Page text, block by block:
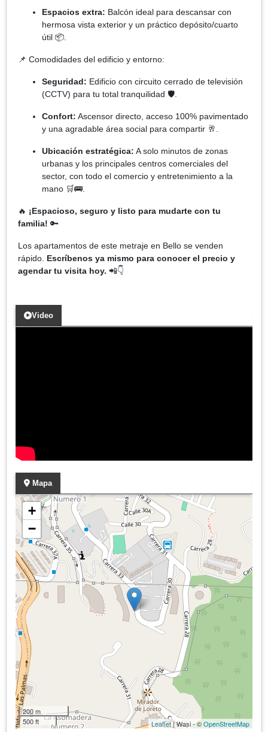
Espacios extra: Balcón ideal para descansar con
hermosa vista exterior y un práctico depósito/cuarto
útil 📦.
📌 Comodidades del edificio y entorno:
Seguridad: Edificio con circuito cerrado de televisión
(CCTV) para tu total tranquilidad 🛡️.
Confort: Ascensor directo, acceso 100% pavimentado
y una agradable área social para compartir 🥂.
Ubicación estratégica: A solo minutos de zonas
urbanas y los principales centros comerciales del
sector, con todo el comercio y entretenimiento a la
mano 🛒🚌.
🔥 ¡Espacioso, seguro y listo para mudarte con tu
familia! 🔑
Los apartamentos de este metraje en Bello se venden
rápido. Escríbenos ya mismo para conocer el precio y
agendar tu visita hoy. 📲👇
Video
Mapa
+
−
200 m
500 ft
Leaflet| Wasi - ©OpenStreetMap